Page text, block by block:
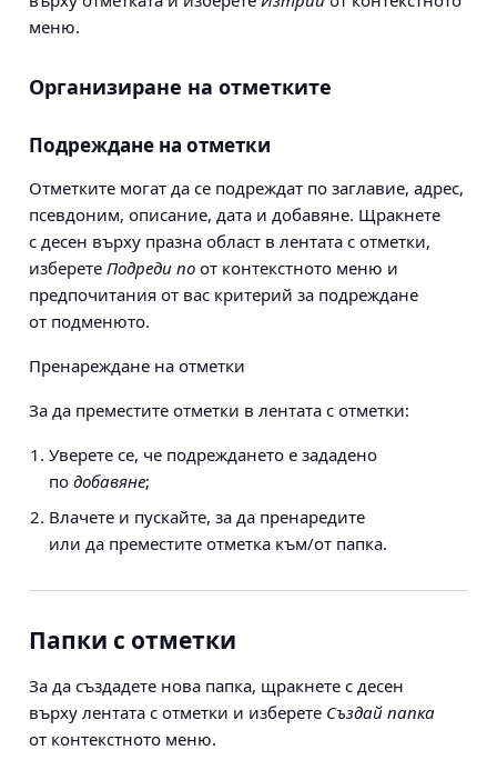
меню.
Организиране на отметките
Подреждане на отметки
Отметките могат да се подреждат по заглавие, адрес,
псевдоним, описание, дата и добавяне. Щракнете
с десен върху празна област в лентата с отметки,
изберете Подреди по от контекстното меню и
предпочитания от вас критерий за подреждане
от подменюто.
Пренареждане на отметки
За да преместите отметки в лентата с отметки:
Уверете се, че подреждането е зададено
по добавяне;
Влачете и пускайте, за да пренаредите
или да преместите отметка към/от папка.
Папки с отметки
За да създадете нова папка, щракнете с десен
върху лентата с отметки и изберете Създай папка
от контекстното меню.